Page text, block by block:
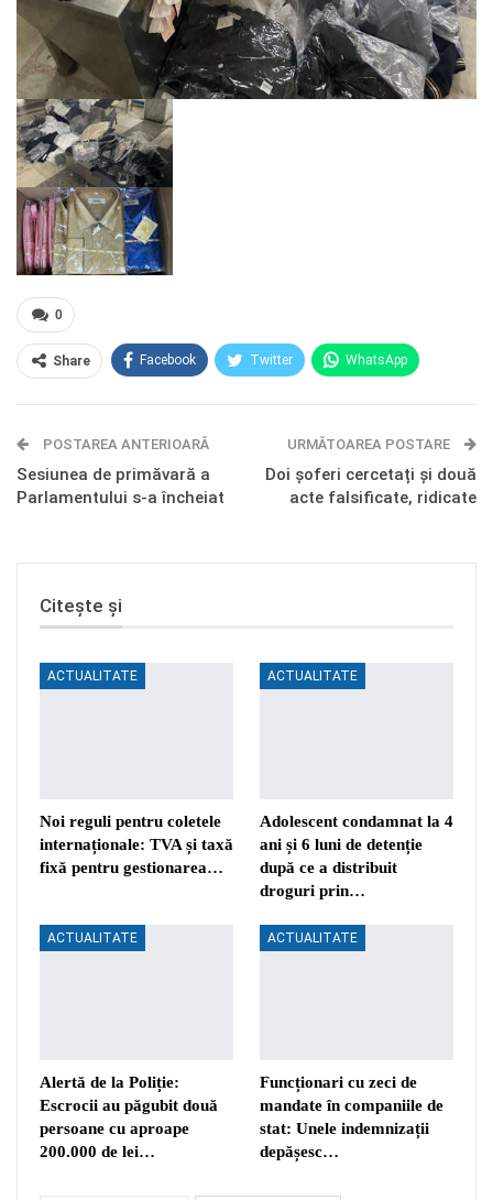
0
Share Facebook Twitter WhatsApp
Telegram OK.ru
POSTAREA ANTERIOARĂ
Sesiunea de primăvară a
Parlamentului s-a încheiat
URMĂTOAREA POSTARE
Doi șoferi cercetați și două
acte falsificate, ridicate
Citește și
ACTUALITATE
Noi reguli pentru coletele
internaționale: TVA și taxă
fixă pentru gestionarea…
ACTUALITATE
Adolescent condamnat la 4
ani și 6 luni de detenție
după ce a distribuit
droguri prin…
ACTUALITATE
Alertă de la Poliție:
Escrocii au păgubit două
persoane cu aproape
200.000 de lei…
ACTUALITATE
Funcționari cu zeci de
mandate în companiile de
stat: Unele indemnizații
depășesc…